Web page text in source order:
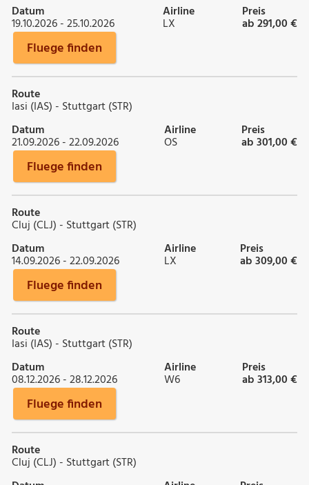
Datum
19.10.2026 - 25.10.2026
Airline
LX
Preis
ab 291,00 €
Fluege finden
Route
Iasi (IAS) - Stuttgart (STR)
Datum
21.09.2026 - 22.09.2026
Airline
OS
Preis
ab 301,00 €
Fluege finden
Route
Cluj (CLJ) - Stuttgart (STR)
Datum
14.09.2026 - 22.09.2026
Airline
LX
Preis
ab 309,00 €
Fluege finden
Route
Iasi (IAS) - Stuttgart (STR)
Datum
08.12.2026 - 28.12.2026
Airline
W6
Preis
ab 313,00 €
Fluege finden
Route
Cluj (CLJ) - Stuttgart (STR)